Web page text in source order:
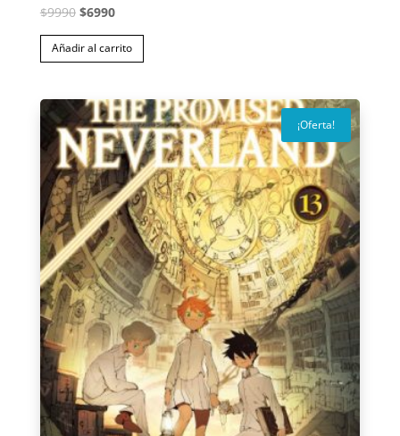
$9990 El
precio
original
$9990.
$6990El
precio
actual
$6990.
Añadir al carrito
¡Oferta!